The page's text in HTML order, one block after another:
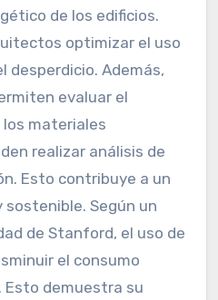
de los edificios.
optimizar el uso
desperdicio. Además,
evaluar el
materiales
realizar análisis de
Esto contribuye a un
Según un
de Stanford, el uso de
el consumo
Esto demuestra su